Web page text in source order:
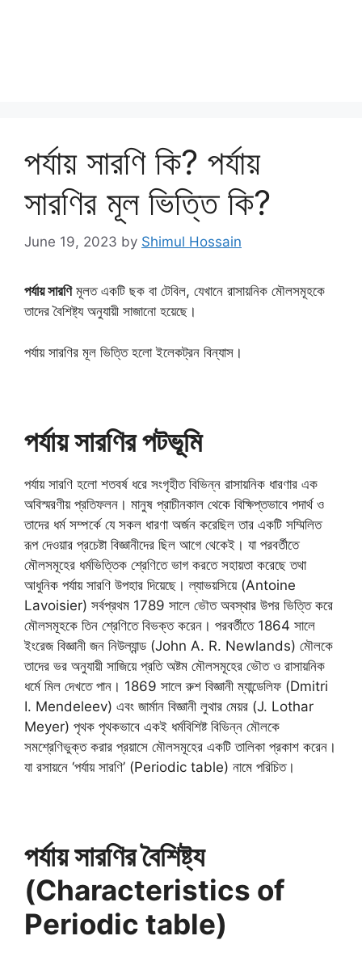
পর্যায় সারণি কি? পর্যায়
সারণির মূল ভিত্তি কি?
June 19, 2023 by Shimul Hossain
পর্যায় সারণিমূলত একটি ছক বা টেবিল, যেখানে রাসায়নিক মৌলসমূহকে
তাদের বৈশিষ্ট্য অনুযায়ী সাজানো হয়েছে।
পর্যায় সারণির মূল ভিত্তি হলো ইলেকট্রন বিন্যাস।
পর্যায় সারণির পটভূমি
পর্যায় সারণি হলো শতবর্ষ ধরে সংগৃহীত বিভিন্ন রাসায়নিক ধারণার এক
অবিস্মরণীয় প্রতিফলন। মানুষ প্রাচীনকাল থেকে বিক্ষিপ্তভাবে পদার্থ ও
তাদের ধর্ম সম্পর্কে যে সকল ধারণা অর্জন করেছিল তার একটি সম্মিলিত
রূপ দেওয়ার প্রচেষ্টা বিজ্ঞানীদের ছিল আগে থেকেই। যা পরবর্তীতে
মৌলসমূহের ধর্মভিত্তিক শ্রেণিতে ভাগ করতে সহায়তা করেছে তথা
আধুনিক পর্যায় সারণি উপহার দিয়েছে। ল্যাভয়সিয়ে (Antoine
Lavoisier) সর্বপ্রথম 1789 সালে ভৌত অবস্থার উপর ভিত্তি করে
মৌলসমূহকে তিন শ্রেণিতে বিভক্ত করেন। পরবর্তীতে 1864 সালে
ইংরেজ বিজ্ঞানী জন নিউল্যান্ড (John A. R. Newlands) মৌলকে
তাদের ভর অনুযায়ী সাজিয়ে প্রতি অষ্টম মৌলসমূহের ভৌত ও রাসায়নিক
ধর্মে মিল দেখতে পান। 1869 সালে রুশ বিজ্ঞানী ম্যান্ডেলিফ (Dmitri
I. Mendeleev) এবং জার্মান বিজ্ঞানী লুথার মেয়র (J. Lothar
Meyer) পৃথক পৃথকভাবে একই ধর্মবিশিষ্ট বিভিন্ন মৌলকে
সমশ্রেণিভুক্ত করার প্রয়াসে মৌলসমূহের একটি তালিকা প্রকাশ করেন।
যা রসায়নে ‘পর্যায় সারণি’ (Periodic table) নামে পরিচিত।
পর্যায় সারণির বৈশিষ্ট্য
(Characteristics of
Periodic table)